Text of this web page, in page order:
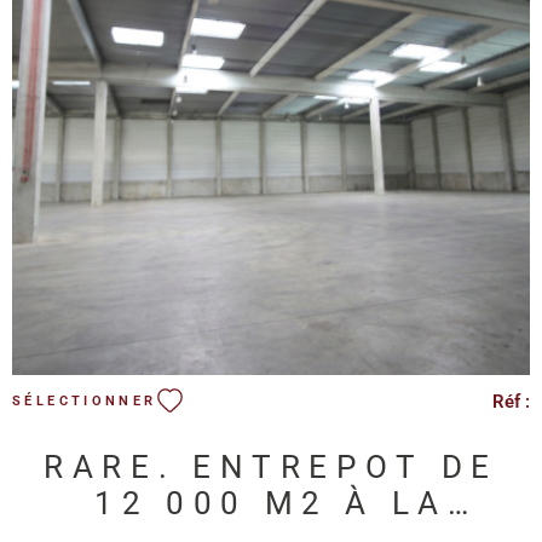
VOIR LE BIEN
SÉLECTIONNER Réf :
RARE. ENTREPOT DE
12 000 M2 À LA